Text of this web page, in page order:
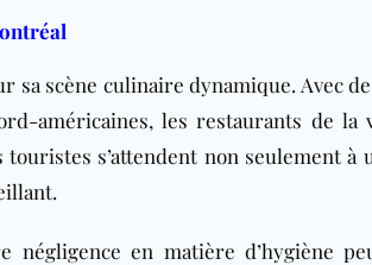
scène culinaire dynamique. Avec
américaines, les restaurants de
s’attendent non seulement à
négligence en matière d’hygiène